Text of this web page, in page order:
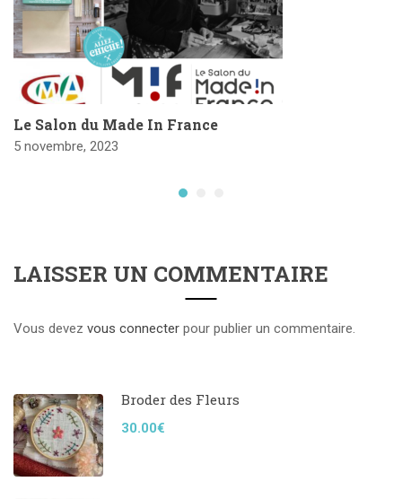
Le Salon du Made In France
5 novembre, 2023
LAISSER UN COMMENTAIRE
Vous devez vous connecter pour publier un commentaire.
Broder des Fleurs
30.00€